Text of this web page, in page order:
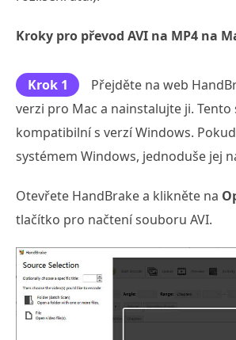
Kroky pro převod AVI na MP4 na
Krok 1
Přejděte na web
verzi pro Mac a nainstalujte ji.
kompatibilní s verzí Windows.
systémem Windows, jednoduše jej
Otevřete HandBrake a klikněte na
tlačítko pro načtení souboru AVI.